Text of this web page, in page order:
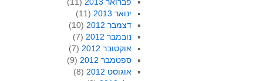
ינואר 2013
(11)
דצמבר 2012
(10)
נובמבר 2012
(7)
אוקטובר 2012
(7)
ספטמבר 2012
(9)
אוגוסט 2012
(8)